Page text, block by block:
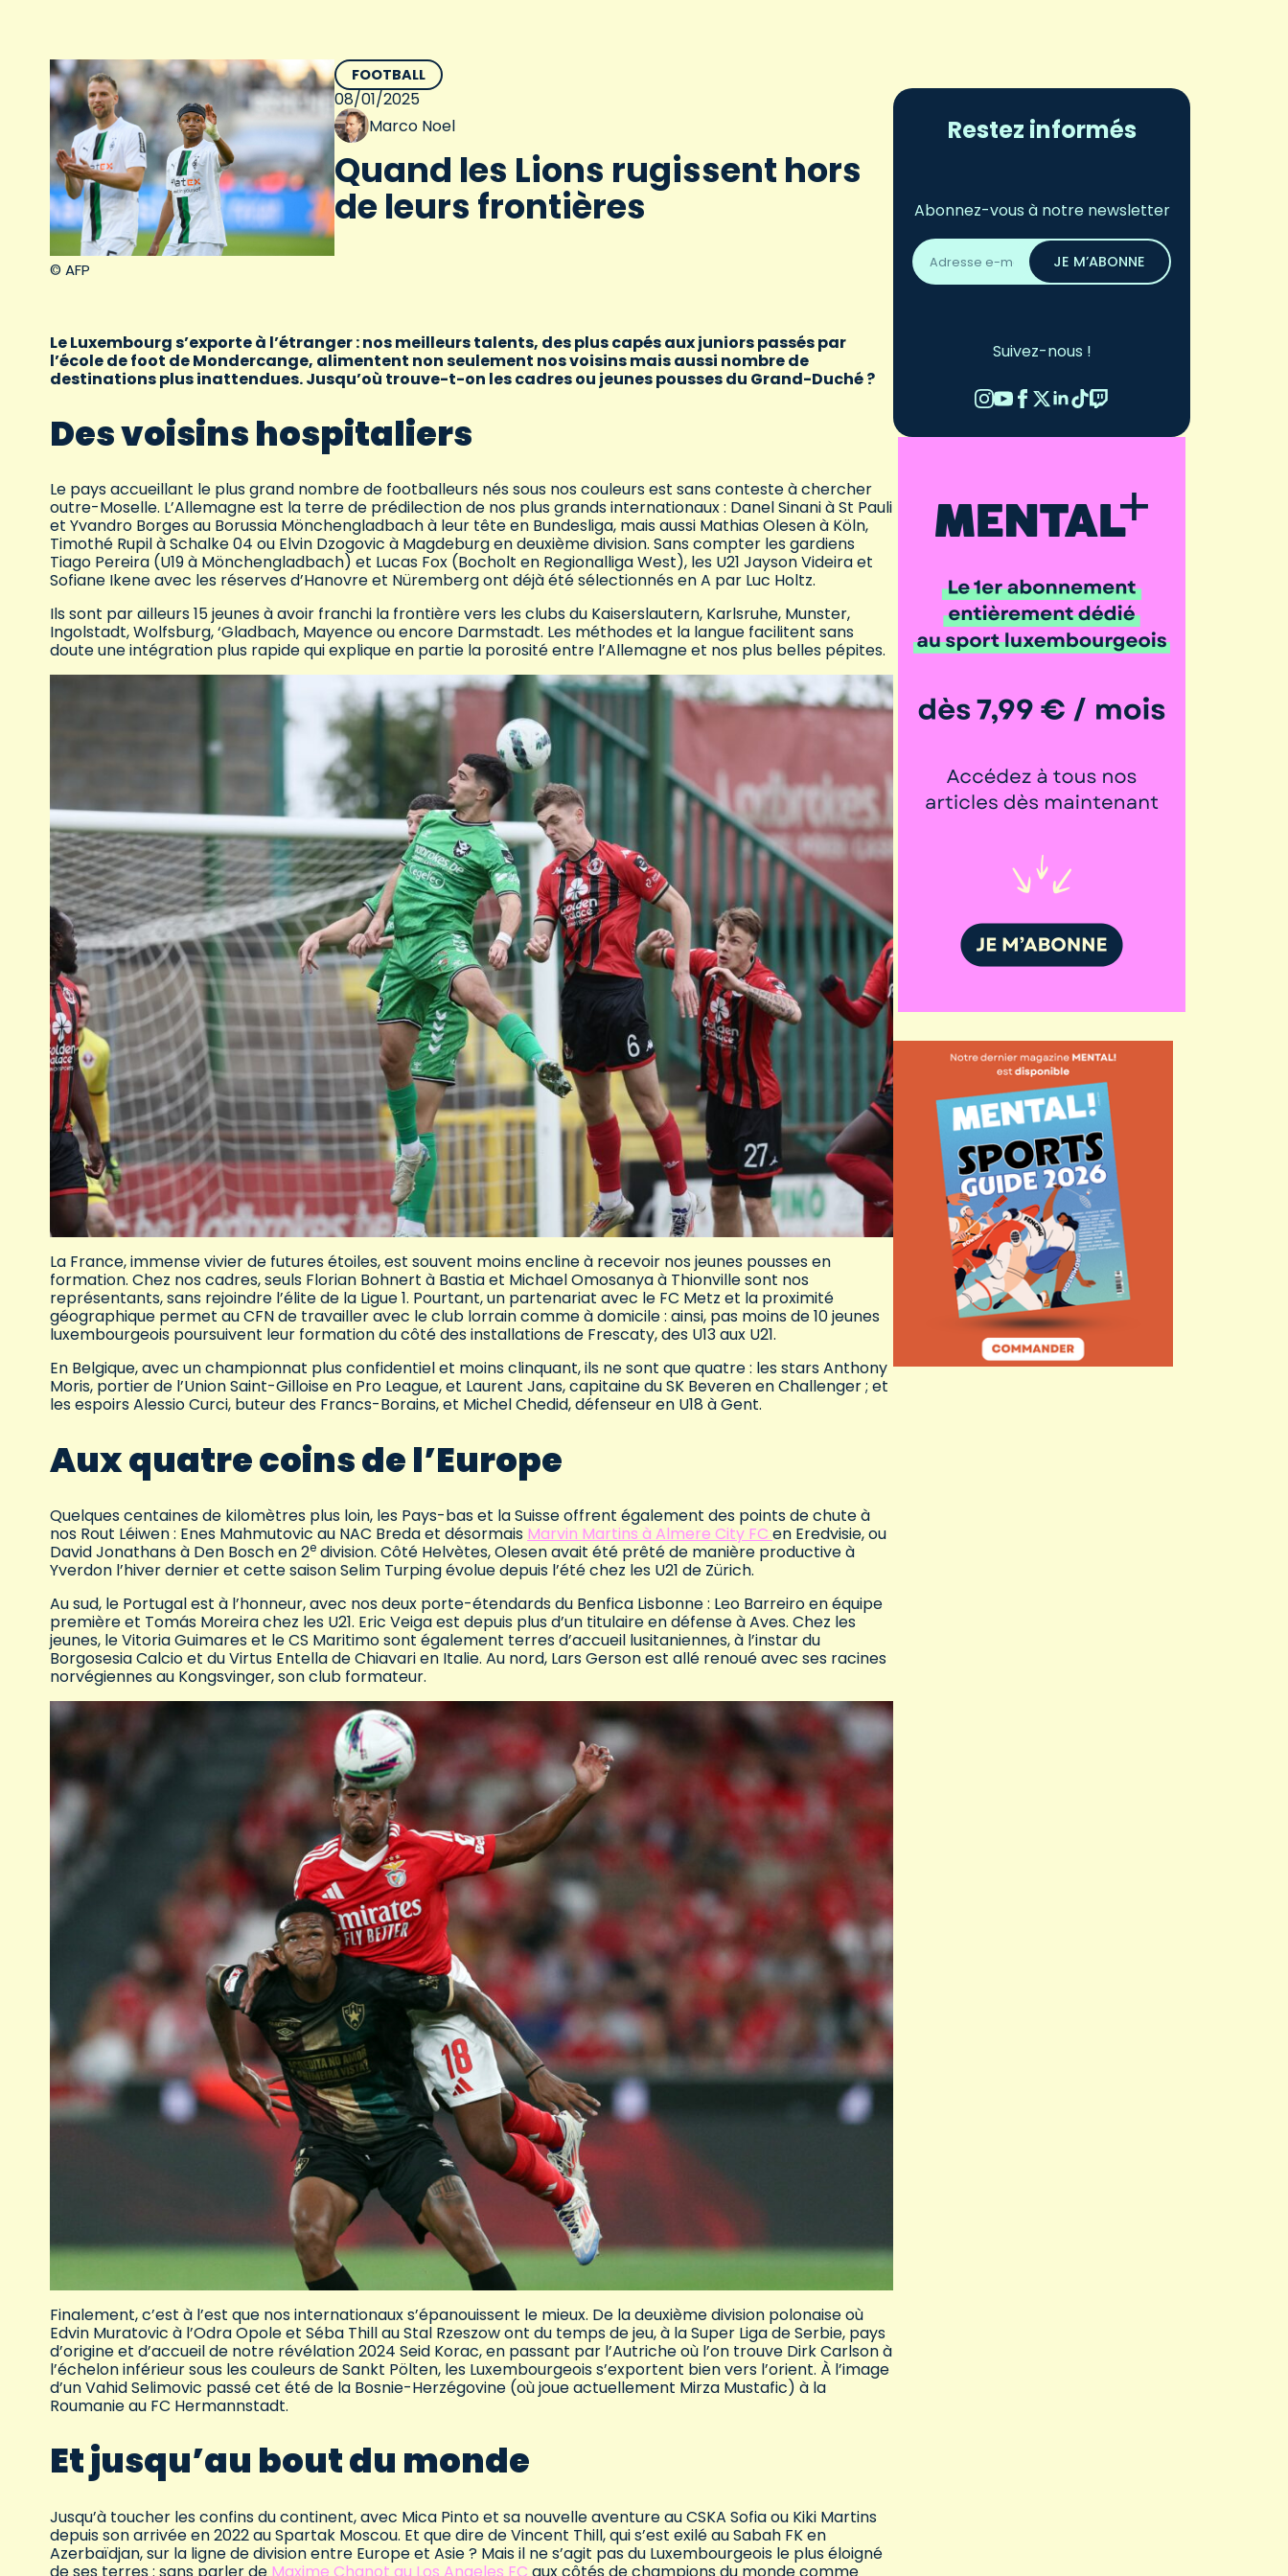
© AFP
FOOTBALL
08/01/2025
Marco Noel
Quand les Lions rugissent hors
de leurs frontières
Le Luxembourg s’exporte à l’étranger : nos meilleurs talents, des plus capés aux juniors passés par
l’école de foot de Mondercange, alimentent non seulement nos voisins mais aussi nombre de
destinations plus inattendues. Jusqu’où trouve-t-on les cadres ou jeunes pousses du Grand-Duché ?
Des voisins hospitaliers
Le pays accueillant le plus grand nombre de footballeurs nés sous nos couleurs est sans conteste à chercher
outre-Moselle. L’Allemagne est la terre de prédilection de nos plus grands internationaux : Danel Sinani à St Pauli
et Yvandro Borges au Borussia Mönchengladbach à leur tête en Bundesliga, mais aussi Mathias Olesen à Köln,
Timothé Rupil à Schalke 04 ou Elvin Dzogovic à Magdeburg en deuxième division. Sans compter les gardiens
Tiago Pereira (U19 à Mönchengladbach) et Lucas Fox (Bocholt en Regionalliga West), les U21 Jayson Videira et
Sofiane Ikene avec les réserves d’Hanovre et Nüremberg ont déjà été sélectionnés en A par Luc Holtz.
Ils sont par ailleurs 15 jeunes à avoir franchi la frontière vers les clubs du Kaiserslautern, Karlsruhe, Munster,
Ingolstadt, Wolfsburg, ‘Gladbach, Mayence ou encore Darmstadt. Les méthodes et la langue facilitent sans
doute une intégration plus rapide qui explique en partie la porosité entre l’Allemagne et nos plus belles pépites.
La France, immense vivier de futures étoiles, est souvent moins encline à recevoir nos jeunes pousses en
formation. Chez nos cadres, seuls Florian Bohnert à Bastia et Michael Omosanya à Thionville sont nos
représentants, sans rejoindre l’élite de la Ligue 1. Pourtant, un partenariat avec le FC Metz et la proximité
géographique permet au CFN de travailler avec le club lorrain comme à domicile : ainsi, pas moins de 10 jeunes
luxembourgeois poursuivent leur formation du côté des installations de Frescaty, des U13 aux U21.
En Belgique, avec un championnat plus confidentiel et moins clinquant, ils ne sont que quatre : les stars Anthony
Moris, portier de l’Union Saint-Gilloise en Pro League, et Laurent Jans, capitaine du SK Beveren en Challenger ; et
les espoirs Alessio Curci, buteur des Francs-Borains, et Michel Chedid, défenseur en U18 à Gent.
Aux quatre coins de l’Europe
Quelques centaines de kilomètres plus loin, les Pays-bas et la Suisse offrent également des points de chute à
nos Rout Léiwen : Enes Mahmutovic au NAC Breda et désormais Marvin Martins à Almere City FC en Eredvisie, ou
David Jonathans à Den Bosch en 2e division. Côté Helvètes, Olesen avait été prêté de manière productive à
Yverdon l’hiver dernier et cette saison Selim Turping évolue depuis l’été chez les U21 de Zürich.
Au sud, le Portugal est à l’honneur, avec nos deux porte-étendards du Benfica Lisbonne : Leo Barreiro en équipe
première et Tomás Moreira chez les U21. Eric Veiga est depuis plus d’un titulaire en défense à Aves. Chez les
jeunes, le Vitoria Guimares et le CS Maritimo sont également terres d’accueil lusitaniennes, à l’instar du
Borgosesia Calcio et du Virtus Entella de Chiavari en Italie. Au nord, Lars Gerson est allé renoué avec ses racines
norvégiennes au Kongsvinger, son club formateur.
Finalement, c’est à l’est que nos internationaux s’épanouissent le mieux. De la deuxième division polonaise où
Edvin Muratovic à l’Odra Opole et Séba Thill au Stal Rzeszow ont du temps de jeu, à la Super Liga de Serbie, pays
d’origine et d’accueil de notre révélation 2024 Seid Korac, en passant par l’Autriche où l’on trouve Dirk Carlson à
l’échelon inférieur sous les couleurs de Sankt Pölten, les Luxembourgeois s’exportent bien vers l’orient. À l’image
d’un Vahid Selimovic passé cet été de la Bosnie-Herzégovine (où joue actuellement Mirza Mustafic) à la
Roumanie au FC Hermannstadt.
Et jusqu’au bout du monde
Jusqu’à toucher les confins du continent, avec Mica Pinto et sa nouvelle aventure au CSKA Sofia ou Kiki Martins
depuis son arrivée en 2022 au Spartak Moscou. Et que dire de Vincent Thill, qui s’est exilé au Sabah FK en
Azerbaïdjan, sur la ligne de division entre Europe et Asie ? Mais il ne s’agit pas du Luxembourgeois le plus éloigné
de ses terres : sans parler de Maxime Chanot au Los Angeles FC aux côtés de champions du monde comme
Restez informés
Abonnez-vous à notre newsletter
Adresse
email
*
JE M’ABONNE
Suivez-nous !